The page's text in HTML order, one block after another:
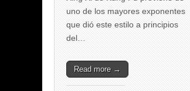
uno de los mayores exponentes
que dió este estilo a principios
del…
Read more →